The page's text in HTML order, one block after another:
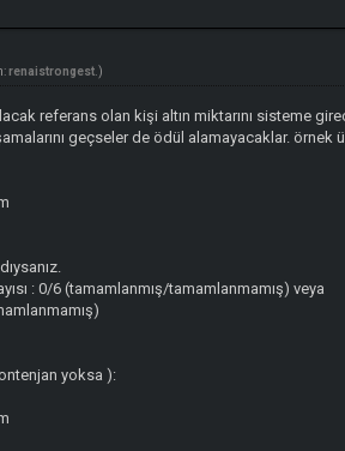
renaistrongest .)
referans olan kişi altın miktarını sisteme
geçseler de ödül alamayacaklar. örnek
: 0/6 (tamamlanmış/tamamlanmamış) veya
yoksa ):